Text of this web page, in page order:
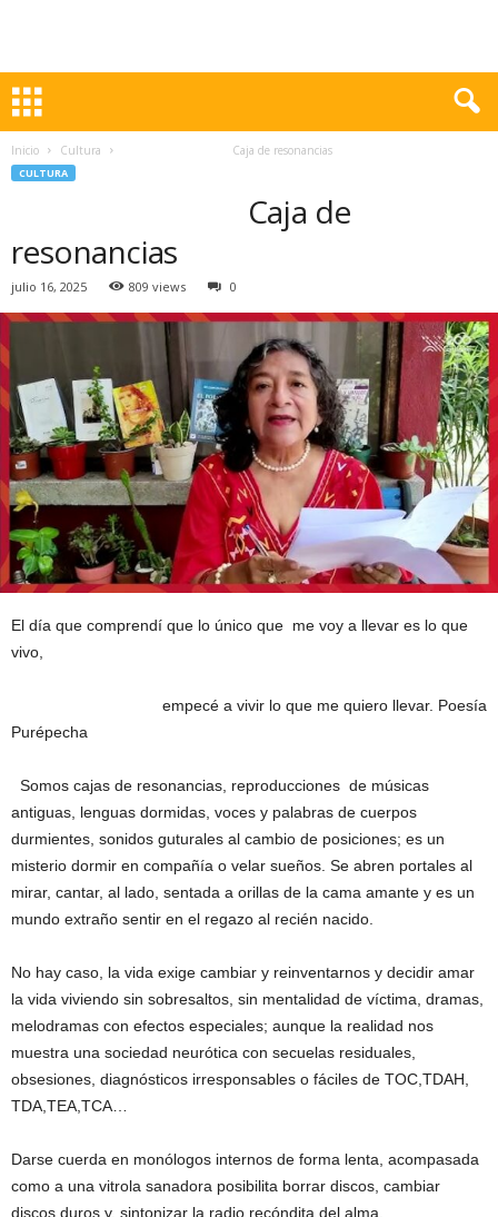
Inicio Cultura Caja de resonancias
CULTURA
Caja de
resonancias
julio 16, 2025 809 views 0
El día que comprendí que lo único que me voy a llevar es lo que
vivo,
empecé a vivir lo que me quiero llevar. Poesía
Purépecha
Somos cajas de resonancias, reproducciones de músicas
antiguas, lenguas dormidas, voces y palabras de cuerpos
durmientes, sonidos guturales al cambio de posiciones; es un
misterio dormir en compañía o velar sueños. Se abren portales al
mirar, cantar, al lado, sentada a orillas de la cama amante y es un
mundo extraño sentir en el regazo al recién nacido.
No hay caso, la vida exige cambiar y reinventarnos y decidir amar
la vida viviendo sin sobresaltos, sin mentalidad de víctima, dramas,
melodramas con efectos especiales; aunque la realidad nos
muestra una sociedad neurótica con secuelas residuales,
obsesiones, diagnósticos irresponsables o fáciles de TOC,TDAH,
TDA,TEA,TCA…
Darse cuerda en monólogos internos de forma lenta, acompasada
como a una vitrola sanadora posibilita borrar discos, cambiar
discos duros y, sintonizar la radio recóndita del alma,